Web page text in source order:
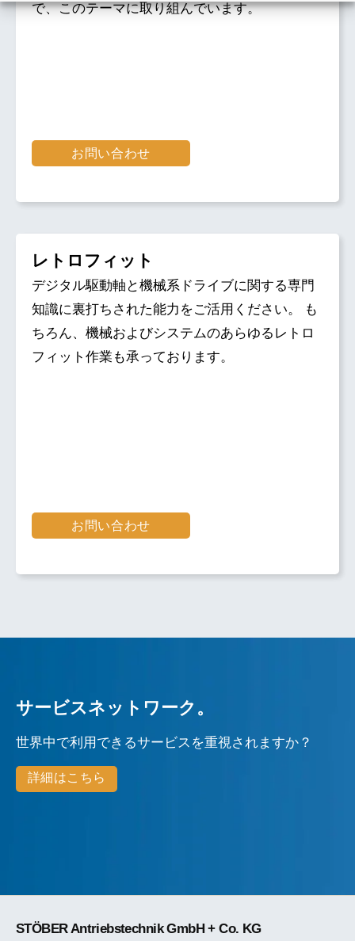
で、このテーマに取り組んでいます。
お問い合わせ
レトロフィット
デジタル駆動軸と機械系ドライブに関する専門
知識に裏打ちされた能力をご活用ください。 も
ちろん、機械およびシステムのあらゆるレトロ
フィット作業も承っております。
お問い合わせ
サービスネットワーク。
世界中で利用できるサービスを重視されますか？
詳細はこちら
STÖBER Antriebstechnik GmbH + Co. KG